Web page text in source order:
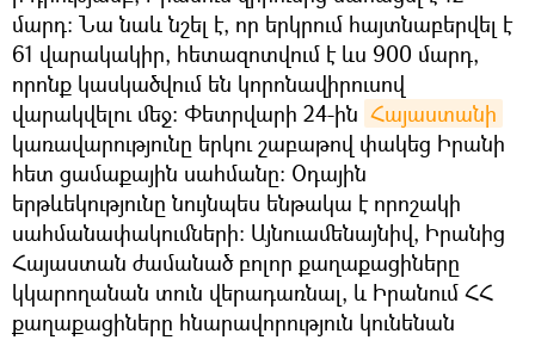
մարդ: Նա նաև նշել է, որ երկրում հայտնաբերվել է
61 վարակակիր, հետազոտվում է ևս 900 մարդ,
որոնք կասկածվում են կորոնավիրուսով
վարակվելու մեջ: Փետրվարի 24-ին Հայաստանի
կառավարությունը երկու շաբաթով փակեց Իրանի
հետ ցամաքային սահմանը: Օդային
երթևեկությունը նույնպես ենթակա է որոշակի
սահմանափակումների: Այնուամենայնիվ, Իրանից
Հայաստան ժամանած բոլոր քաղաքացիները
կկարողանան տուն վերադառնալ, և Իրանում ՀՀ
քաղաքացիները հնարավորություն կունենան